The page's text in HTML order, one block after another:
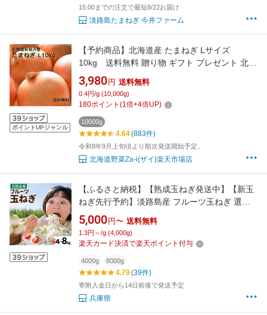
15:00までの注文で最短8/22お届け
淡路島たまねぎ 今井ファーム
ポイントUPジャンル
【予約商品】北海道産 たまねぎ Lサイズ
10kg 送料無料 贈り物 ギフト プレゼント 北海
道 北海道野菜 北海道の味覚 玉ねぎ 玉葱 タマネ
ギ オニオン 常備野菜 保存野菜 オニオンスープ
3,980 円 送料無料
0.4円/g (10,000g)
180ポイント (1倍+4倍UP)
10000g
4.64(883件)
令和8年9月上旬頃より順次発送開始予定。
北海道野菜Za-i(ザイ)楽天市場店
【ふるさと納税】【熟成玉ねぎ発送中】【新玉
ねぎ先行予約】淡路島産 フルーツ玉ねぎ 選べ
る種類容量 【熟成 / 新玉】【4kg / 8kg】サイズ
不揃い / 淡路島 あわじ たまねぎ タマネギ 玉葱
淡路島産玉ねぎ 料理 訳あり 春野菜 野菜 新たま
5,000 円〜 送料無料
1.3円～/g (4,000g)
楽天カード決済で楽天ポイント付与
4000g 8000g
4.79(39件)
寄附入金日から14日前後で発送予定
兵庫県